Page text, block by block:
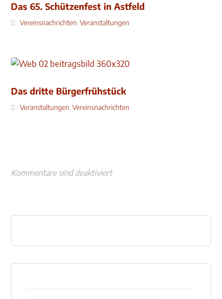
Das 65. Schützenfest in Astfeld
Vereinsnachrichten,Veranstaltungen
Das dritte Bürgerfrühstück
Veranstaltungen,Vereinsnachrichten
Kommentare sind deaktiviert